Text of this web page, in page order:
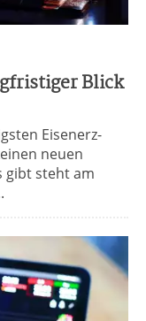
Blick
Eisenerz-
neuen
gibt steht am